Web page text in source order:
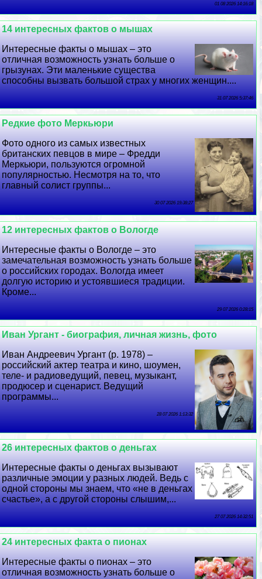
01 08 2026 14:16:18
14 интересных фактов о мышах
Интересные факты о мышах – это
отличная возможность узнать больше о
грызунах. Эти маленькие существа
способны вызвать большой страх у многих женщин....
31 07 2026 5:37:46
Редкие фото Меркьюри
Фото одного из самых известных
британских певцов в мире – Фредди
Меркьюри, пользуются огромной
популярностью. Несмотря на то, что
главный солист группы...
30 07 2026 19:38:27
12 интересных фактов о Вологде
Интересные факты о Вологде – это
замечательная возможность узнать больше
о российских городах. Вологда имеет
долгую историю и устоявшиеся традиции.
Кроме...
29 07 2026 0:28:15
Иван Ургант - биография, личная жизнь, фото
Иван Андреевич Ургант (р. 1978) –
российский актер театра и кино, шоумен,
теле- и радиоведущий, певец, музыкант,
продюсер и сценарист. Ведущий
программы...
28 07 2026 1:13:32
26 интересных фактов о деньгах
Интересные факты о деньгах вызывают
различные эмоции у разных людей. Ведь с
одной стороны мы знаем, что «не в деньгах
счастье», а с другой стороны слышим,...
27 07 2026 14:32:51
24 интересных факта о пионах
Интересные факты о пионах – это
отличная возможность узнать больше о